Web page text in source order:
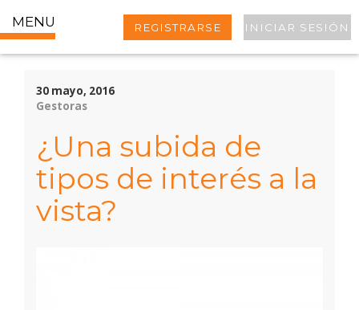
MENU REGISTRARSE INICIAR SESIÓN
30 mayo, 2016
Gestoras
¿Una subida de
tipos de interés a la
vista?